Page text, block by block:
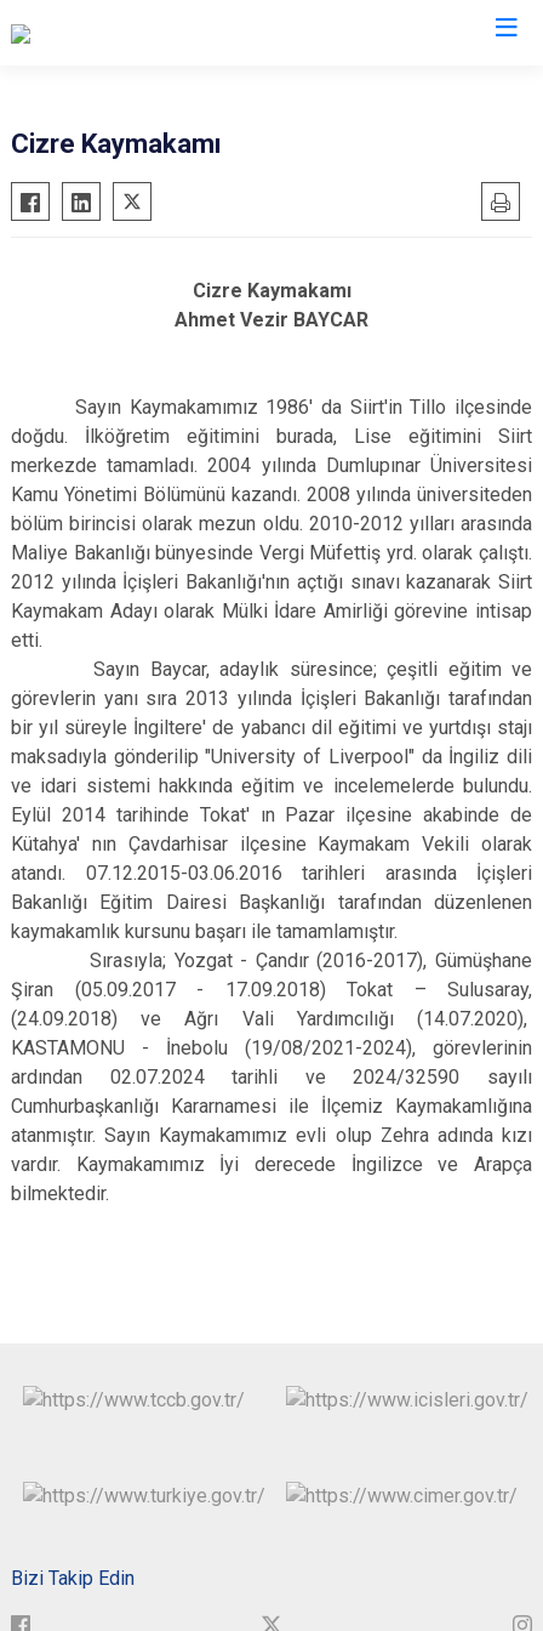
Cizre Kaymakamı
Cizre Kaymakamı
Ahmet Vezir BAYCAR
Sayın Kaymakamımız 1986' da Siirt'in Tillo ilçesinde
doğdu. İlköğretim eğitimini burada, Lise eğitimini Siirt
merkezde tamamladı. 2004 yılında Dumlupınar Üniversitesi
Kamu Yönetimi Bölümünü kazandı. 2008 yılında üniversiteden
bölüm birincisi olarak mezun oldu. 2010-2012 yılları arasında
Maliye Bakanlığı bünyesinde Vergi Müfettiş yrd. olarak çalıştı.
2012 yılında İçişleri Bakanlığı'nın açtığı sınavı kazanarak Siirt
Kaymakam Adayı olarak Mülki İdare Amirliği görevine intisap
etti.
Sayın Baycar, adaylık süresince; çeşitli eğitim ve
görevlerin yanı sıra 2013 yılında İçişleri Bakanlığı tarafından
bir yıl süreyle İngiltere' de yabancı dil eğitimi ve yurtdışı stajı
maksadıyla gönderilip "University of Liverpool" da İngiliz dili
ve idari sistemi hakkında eğitim ve incelemelerde bulundu.
Eylül 2014 tarihinde Tokat' ın Pazar ilçesine akabinde de
Kütahya' nın Çavdarhisar ilçesine Kaymakam Vekili olarak
atandı. 07.12.2015-03.06.2016 tarihleri arasında İçişleri
Bakanlığı Eğitim Dairesi Başkanlığı tarafından düzenlenen
kaymakamlık kursunu başarı ile tamamlamıştır.
Sırasıyla; Yozgat - Çandır (2016-2017), Gümüşhane
Şiran (05.09.2017 - 17.09.2018) Tokat – Sulusaray,
(24.09.2018) ve Ağrı Vali Yardımcılığı (14.07.2020),
KASTAMONU - İnebolu (19/08/2021-2024), görevlerinin
ardından 02.07.2024 tarihli ve 2024/32590 sayılı
Cumhurbaşkanlığı Kararnamesi ile İlçemiz Kaymakamlığına
atanmıştır. Sayın Kaymakamımız evli olup Zehra adında kızı
vardır. Kaymakamımız İyi derecede İngilizce ve Arapça
bilmektedir.
Bizi Takip Edin